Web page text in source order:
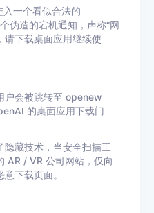
一个看似合法的
伪造的宕机通知，声称“网
请下载桌面应用继续使
户会被跳转至 openew
的桌面应用下载门
隐藏技术，当安全扫描工
AR / VR 公司网站，仅向
下载页面。